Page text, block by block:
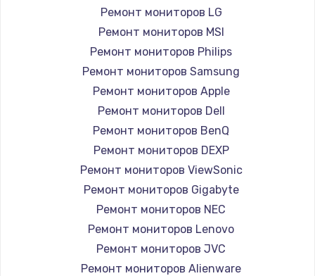
Ремонт мониторов LG
Ремонт мониторов MSI
Ремонт мониторов Philips
Ремонт мониторов Samsung
Ремонт мониторов Apple
Ремонт мониторов Dell
Ремонт мониторов BenQ
Ремонт мониторов DEXP
Ремонт мониторов ViewSonic
Ремонт мониторов Gigabyte
Ремонт мониторов NEC
Ремонт мониторов Lenovo
Ремонт мониторов JVC
Ремонт мониторов Alienware